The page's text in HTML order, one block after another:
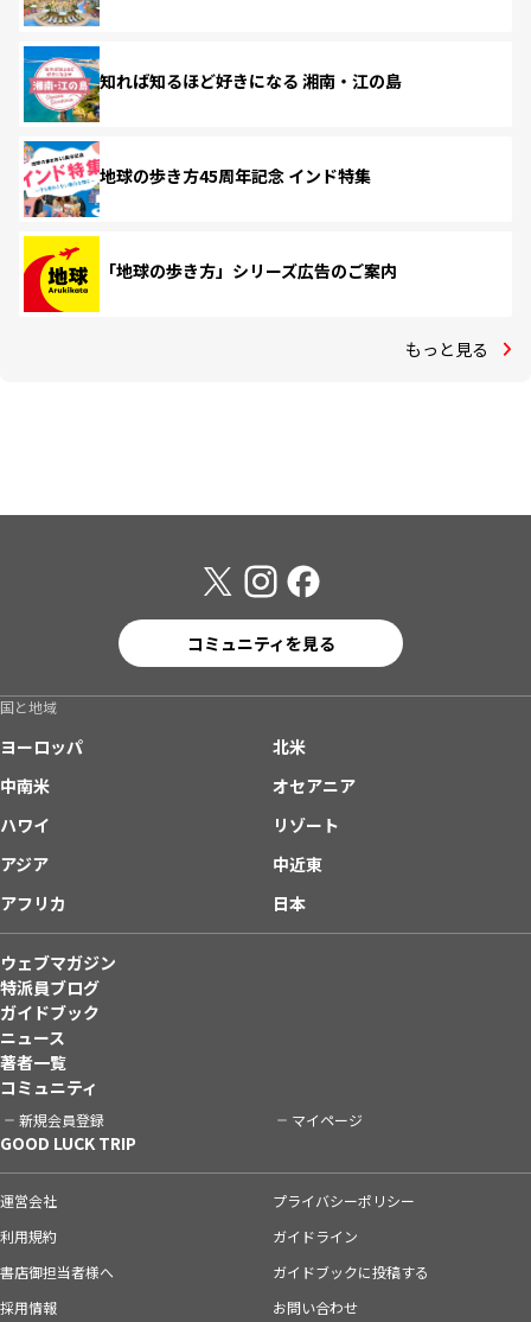
知れば知るほど好きになる 湘南・江の島
地球の歩き方45周年記念 インド特集
「地球の歩き方」シリーズ広告のご案内
もっと見る
コミュニティを見る
国と地域
ヨーロッパ
北米
中南米
オセアニア
ハワイ
リゾート
アジア
中近東
アフリカ
日本
ウェブマガジン
特派員ブログ
ガイドブック
ニュース
著者一覧
コミュニティ
新規会員登録 マイページ
GOOD LUCK TRIP
運営会社
プライバシーポリシー
利用規約
ガイドライン
書店御担当者様へ
ガイドブックに投稿する
採用情報
お問い合わせ